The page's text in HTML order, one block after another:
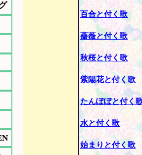
百合と付く歌
薔薇と付く歌
秋桜と付く歌
紫陽花と付く歌
たんぽぽと付く
水と付く歌
始まりと付く歌